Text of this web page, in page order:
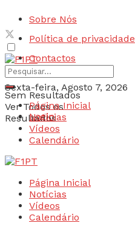
Sobre Nós
Política de privacidade
Contactos
Sexta-feira, Agosto 7, 2026
Login
Sem Resultados
Ver Todos os
Resultados
Página Inicial
Notícias
Vídeos
Calendário
Página Inicial
Notícias
Vídeos
Calendário